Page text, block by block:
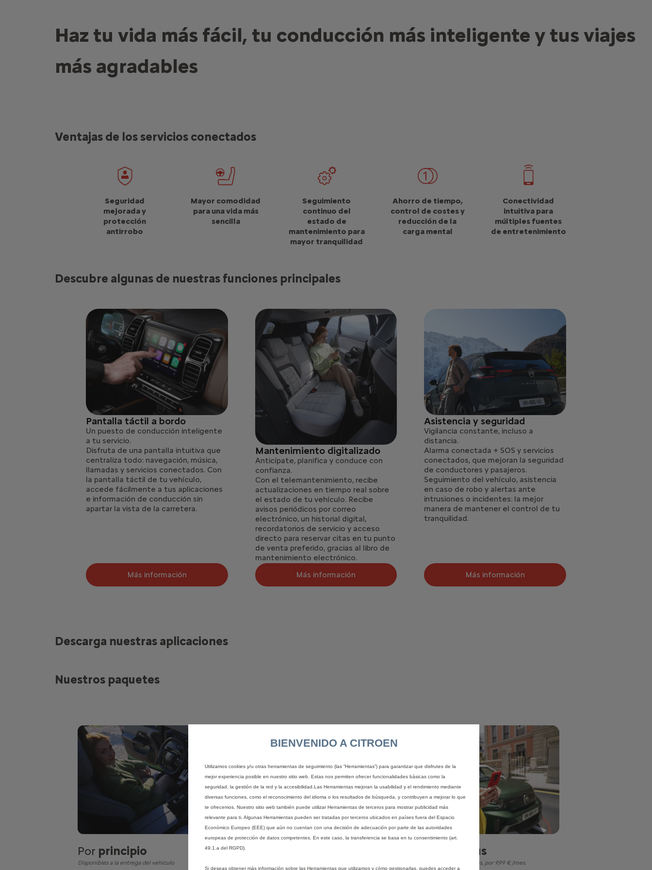
Haz tu vida más fácil, tu conducción más inteligente y tus viajes
más agradables
Ventajas de los servicios conectados
Seguridad
mejorada y
protección
antirrobo
Mayor comodidad
para una vida más
sencilla
Seguimiento
continuo del
estado de
mantenimiento para
mayor tranquilidad
Ahorro de tiempo,
control de costes y
reducción de la
carga mental
Conectividad
intuitiva para
múltiples fuentes
de entretenimiento
Descubre algunas de nuestras funciones principales
Pantalla táctil a bordo
Un puesto de conducción inteligente
a tu servicio.
Disfruta de una pantalla intuitiva que
centraliza todo: navegación, música,
llamadas y servicios conectados. Con
la pantalla táctil de tu vehículo,
accede fácilmente a tus aplicaciones
e información de conducción sin
apartar la vista de la carretera.
Más información
Mantenimiento digitalizado
Anticípate, planifica y conduce con
confianza.
Con el telemantenimiento, recibe
actualizaciones en tiempo real sobre
el estado de tu vehículo. Recibe
avisos periódicos por correo
electrónico, un historial digital,
recordatorios de servicio y acceso
directo para reservar citas en tu punto
de venta preferido, gracias al libro de
mantenimiento electrónico.
Más información
Asistencia y seguridad
Vigilancia constante, incluso a
distancia.
Alarma conectada + SOS y servicios
conectados, que mejoran la seguridad
de conductores y pasajeros.
Seguimiento del vehículo, asistencia
en caso de robo y alertas ante
intrusiones o incidentes: la mejor
manera de mantener el control de tu
tranquilidad.
Más información
Descarga nuestras aplicaciones
Nuestros paquetes
Por principio
Disponibles a la entrega del vehículo
Plus
Incluido durante 12 meses, por 9,99 € /mes.
BIENVENIDO A CITROEN
Utilizamos cookies y/u otras herramientas de seguimiento (las “Herramientas”) para garantizar que disfrutes de la
mejor experiencia posible en nuestro sitio web. Estas nos permiten ofrecer funcionalidades básicas como la
seguridad, la gestión de la red y la accesibilidad.Las Herramientas mejoran la usabilidad y el rendimiento mediante
diversas funciones, como el reconocimiento del idioma o los resultados de búsqueda, y contribuyen a mejorar lo que
te ofrecemos. Nuestro sitio web también puede utilizar Herramientas de terceros para mostrar publicidad más
relevante para ti. Algunas Herramientas pueden ser tratadas por terceros ubicados en países fuera del Espacio
Económico Europeo (EEE) que aún no cuentan con una decisión de adecuación por parte de las autoridades
europeas de protección de datos competentes. En este caso, la transferencia se basa en tu consentimiento (art.
49.1.a del RGPD).
Si deseas obtener más información sobre las Herramientas que utilizamos y cómo gestionarlas, puedes acceder a